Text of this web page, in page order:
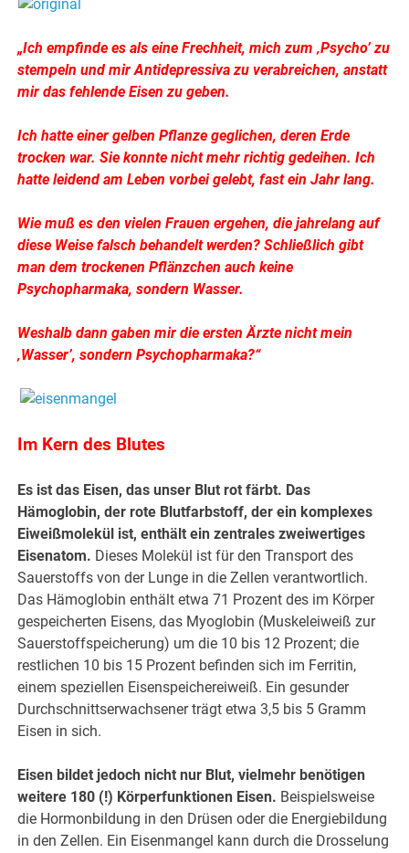
„Ich empfinde es als eine Frechheit, mich zum ‚Psycho’ zu
stempeln und mir Antidepressiva zu verabreichen, anstatt
mir das fehlende Eisen zu geben.
Ich hatte einer gelben Pflanze geglichen, deren Erde
trocken war. Sie konnte nicht mehr richtig gedeihen. Ich
hatte leidend am Leben vorbei gelebt, fast ein Jahr lang.
Wie muß es den vielen Frauen ergehen, die jahrelang auf
diese Weise falsch behandelt werden? Schließlich gibt
man dem trockenen Pflänzchen auch keine
Psychopharmaka, sondern Wasser.
Weshalb dann gaben mir die ersten Ärzte nicht mein
‚Wasser’, sondern Psychopharmaka?“
Im Kern des Blutes
Es ist das Eisen, das unser Blut rot färbt. Das
Hämoglobin, der rote Blutfarbstoff, der ein komplexes
Eiweißmolekül ist, enthält ein zentrales zweiwertiges
Eisenatom. Dieses Molekül ist für den Transport des
Sauerstoffs von der Lunge in die Zellen verantwortlich.
Das Hämoglobin enthält etwa 71 Prozent des im Körper
gespeicherten Eisens, das Myoglobin (Muskeleiweiß zur
Sauerstoffspeicherung) um die 10 bis 12 Prozent; die
restlichen 10 bis 15 Prozent befinden sich im Ferritin,
einem speziellen Eisenspeichereiweiß. Ein gesunder
Durchschnittserwachsener trägt etwa 3,5 bis 5 Gramm
Eisen in sich.
Eisen bildet jedoch nicht nur Blut, vielmehr benötigen
weitere 180 (!) Körperfunktionen Eisen. Beispielsweise
die Hormonbildung in den Drüsen oder die Energiebildung
in den Zellen. Ein Eisenmangel kann durch die Drosselung